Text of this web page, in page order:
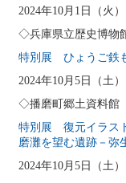
2024年10月1日（火
◇兵庫県立歴史博物
特別展 ひょうご鉄
2024年10月5日（土
◇播磨町郷土資料館
特別展 復元イラス
磨灘を望む遺跡－弥
2024年10月5日（土